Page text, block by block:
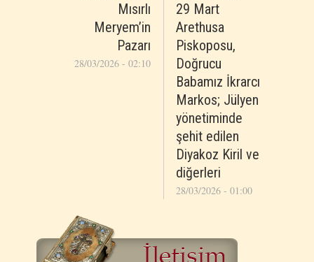
Μısırlı
Meryem’in
Pazarı
28/03/2026 - 02:10
29 Mart
Arethusa
Piskoposu,
Doğrucu
Babamız İkrarcı
Markos; Jülyen
yönetiminde
şehit edilen
Diyakoz Kiril ve
diğerleri
28/03/2026 - 01:00